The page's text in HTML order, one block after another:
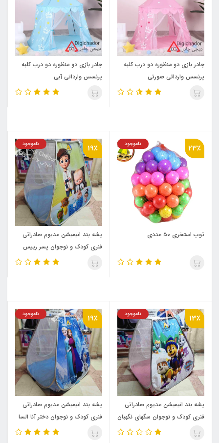
چادر بازی دو منظوره دو درب کلبه
پرنسس وارداتی صورتی
چادر بازی دو منظوره دو درب کلبه
پرنسس وارداتی آبی
23٪ ناموجود
توپ استخری ۵۰ عددی
19٪ ناموجود
پشه‌ بند انیمیشن مدیوم صادراتی
فنری کودک و نوجوان پسر رییس
13٪ ناموجود
پشه‌ بند انیمیشن مدیوم صادراتی
فنری کودک و نوجوان سگهای نگهبان‌
19٪ ناموجود
پشه‌ بند انیمیشن مدیوم صادراتی
فنری کودک و نوجوان دختر آنا السا
فروزن